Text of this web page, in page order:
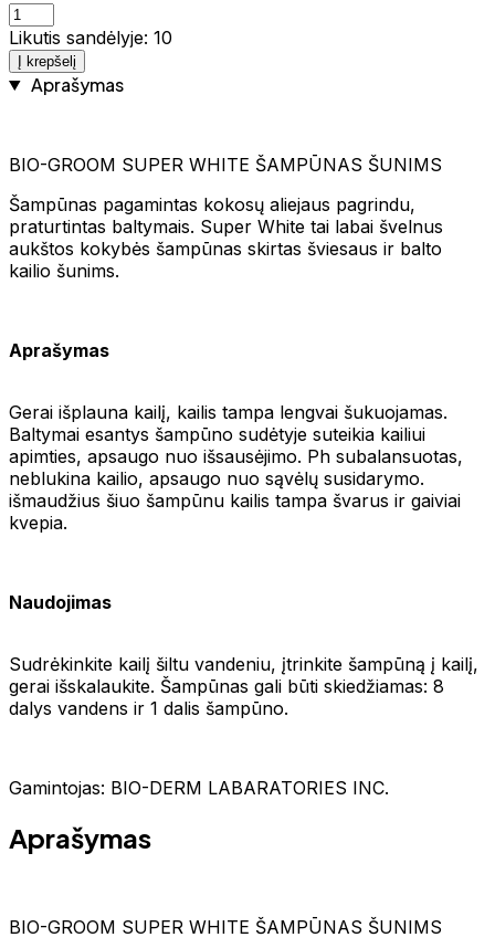
Likutis sandėlyje: 10
Į krepšelį
Aprašymas
BIO-GROOM SUPER WHITE ŠAMPŪNAS ŠUNIMS
Šampūnas pagamintas kokosų aliejaus pagrindu,
praturtintas baltymais. Super White tai labai švelnus
aukštos kokybės šampūnas skirtas šviesaus ir balto
kailio šunims.
Aprašymas
Gerai išplauna kailį, kailis tampa lengvai šukuojamas.
Baltymai esantys šampūno sudėtyje suteikia kailiui
apimties, apsaugo nuo išsausėjimo. Ph subalansuotas,
neblukina kailio, apsaugo nuo sąvėlų susidarymo.
išmaudžius šiuo šampūnu kailis tampa švarus ir gaiviai
kvepia.
Naudojimas
Sudrėkinkite kailį šiltu vandeniu, įtrinkite šampūną į kailį,
gerai išskalaukite. Šampūnas gali būti skiedžiamas: 8
dalys vandens ir 1 dalis šampūno.
Gamintojas: BIO-DERM LABARATORIES INC.
Aprašymas
BIO-GROOM SUPER WHITE ŠAMPŪNAS ŠUNIMS